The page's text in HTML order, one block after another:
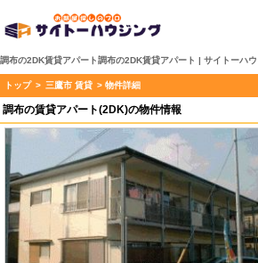
調布の2DK賃貸アパート調布の2DK賃貸アパート | サイトーハ
トップ > 三鷹市 賃貸 > 物件詳細
調布の賃貸アパート(2DK)の物件情報